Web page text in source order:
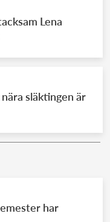
Lena
släktingen är
har